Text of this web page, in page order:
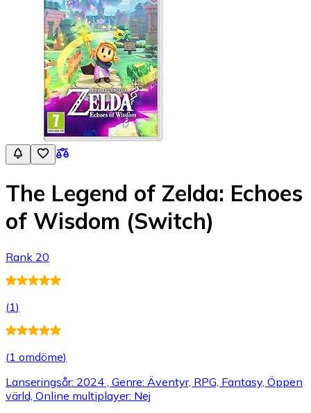
The Legend of Zelda: Echoes
of Wisdom (Switch)
Rank 20
(1)
(1 omdöme)
Lanseringsår: 2024 , Genre: Äventyr, RPG, Fantasy, Öppen
värld, Online multiplayer: Nej